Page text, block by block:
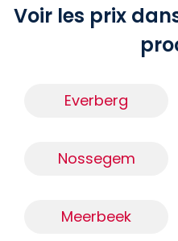
Voir les prix
Everberg
Nossegem
Meerbeek